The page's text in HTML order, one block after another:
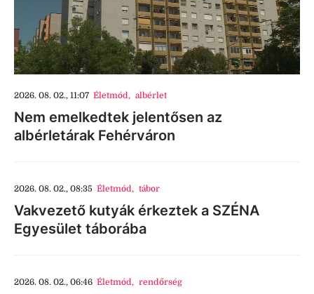
2026. 08. 02., 11:07 Életmód, albérlet
Nem emelkedtek jelentősen az
albérletárak Fehérváron
2026. 08. 02., 08:35 Életmód, tábor
Vakvezető kutyák érkeztek a SZÉNA
Egyesület táborába
2026. 08. 02., 06:46 Életmód, rendőrség